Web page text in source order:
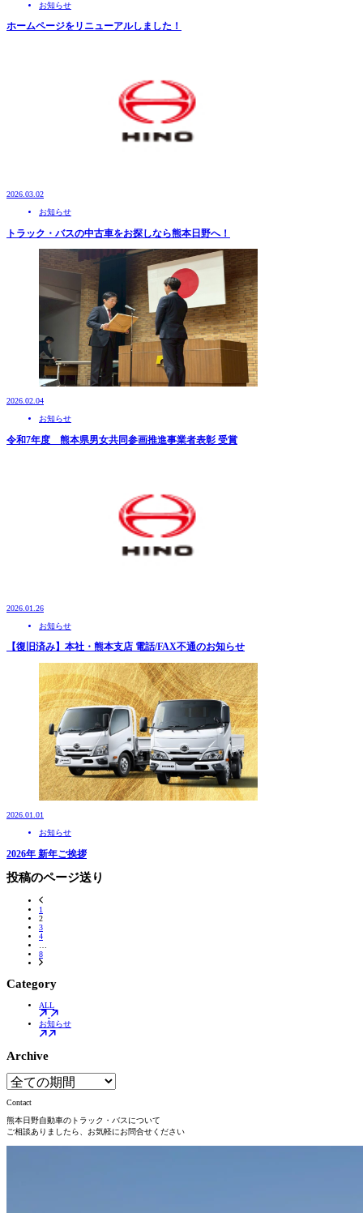
お知らせ
ホームページをリニューアルしました！
2026.03.02
お知らせ
トラック・バスの中古車をお探しなら熊本日野へ！
2026.02.04
お知らせ
令和7年度 熊本県男女共同参画推進事業者表彰 受賞
2026.01.26
お知らせ
【復旧済み】本社・熊本支店 電話/FAX不通のお知らせ
2026.01.01
お知らせ
2026年 新年ご挨拶
投稿のページ送り
1
2
3
4
8
Category
ALL
お知らせ
Archive
Contact
熊本日野自動車のトラック・バスについて
ご相談ありましたら、お気軽にお問合せください